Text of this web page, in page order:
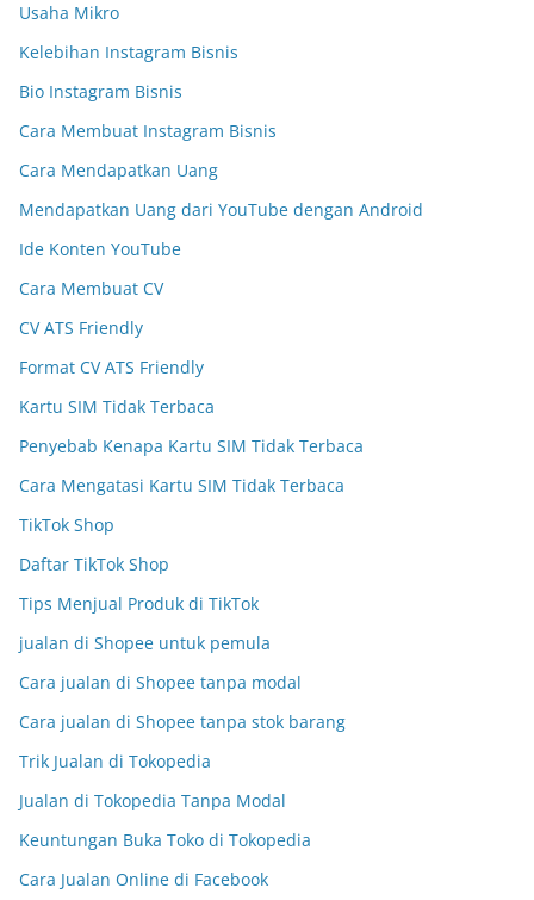
Usaha Mikro
Kelebihan Instagram Bisnis
Bio Instagram Bisnis
Cara Membuat Instagram Bisnis
Cara Mendapatkan Uang
Mendapatkan Uang dari YouTube dengan Android
Ide Konten YouTube
Cara Membuat CV
CV ATS Friendly
Format CV ATS Friendly
Kartu SIM Tidak Terbaca
Penyebab Kenapa Kartu SIM Tidak Terbaca
Cara Mengatasi Kartu SIM Tidak Terbaca
TikTok Shop
Daftar TikTok Shop
Tips Menjual Produk di TikTok
jualan di Shopee untuk pemula
Cara jualan di Shopee tanpa modal
Cara jualan di Shopee tanpa stok barang
Trik Jualan di Tokopedia
Jualan di Tokopedia Tanpa Modal
Keuntungan Buka Toko di Tokopedia
Cara Jualan Online di Facebook